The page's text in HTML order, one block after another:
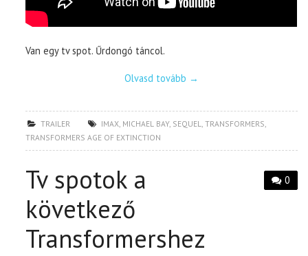
Van egy tv spot. Űrdongó táncol.
Olvasd tovább →
TRAILER IMAX, MICHAEL BAY, SEQUEL,TRANSFORMERS,
TRANSFORMERS AGE OF EXTINCTION
0
Tv spotok a
következő
Transformershez